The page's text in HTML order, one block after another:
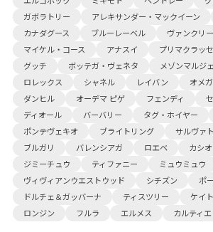
ガボラトリー
アレキサンダー・マックイーン
カナダグース
ブルーレーベル
ヴァンクリ
マイケル・コース
アナスイ プリマクラッセ
グッチ
ボッテガ・ヴェネタ メゾンマルジ
ロレックス
シャネル レイバン オメガ
ダンヒル
オーデマ ピゲ フェンディ
ディオール
バーバリー タグ・ホイヤー
ポンテヴェキオ
ブライトリング
サルヴァ
ブルガリ
バレンシアガ ロエベ カシオ
ジミーチュウ
ティファニー
ミュウミュウ
ヴィヴィアンウエストウッド
シチズン
ポ
ドルチェ＆ガッバーナ
ティスツリー
ケイ
ロンジン
フルラ エルメス カルティエ